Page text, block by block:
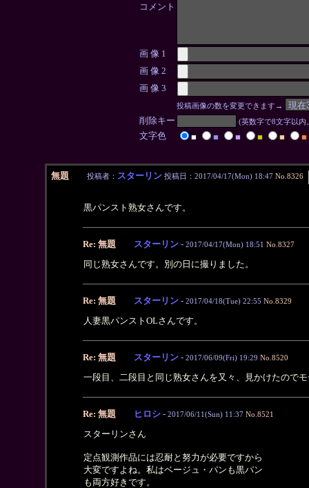
コメント
画 像 1
画 像 2
画 像 3
投稿画像の数を変更できます→
削除キー (英数字で8文字以内
文字色 ■ ■ ■ ■ ■ ■
無題 投稿者： スターリン 投稿日：2017/04/17(Mon) 18:47 No.8326
黒パンスト熟女さんです。
Re: 無題 スターリン - 2017/04/17(Mon) 18:51 No.8327
同じ熟女さんです。別の日に撮りました。
Re: 無題 スターリン - 2017/04/18(Tue) 22:55 No.8329
人妻黒パンストOLさんです。
Re: 無題 スターリン - 2017/06/09(Fri) 19:29 No.8520
一段目、二段目と同じ熟女さんを又々、見かけたので
Re: 無題 ヒロシ - 2017/06/11(Sun) 11:37 No.8521
スターリンさん
定点観測作品には忍耐と努力が必要ですから
大変ですよね。私はベージュ・パンも黒パン
も両方好きです。